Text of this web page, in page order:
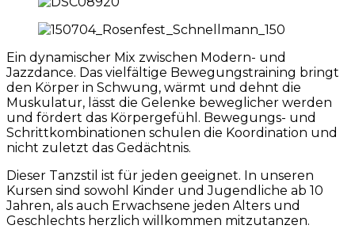
Ein dynamischer Mix zwischen Modern- und
Jazzdance. Das vielfältige Bewegungstraining bringt
den Körper in Schwung, wärmt und dehnt die
Muskulatur, lässt die Gelenke beweglicher werden
und fördert das Körpergefühl. Bewegungs- und
Schrittkombinationen schulen die Koordination und
nicht zuletzt das Gedächtnis.
Dieser Tanzstil ist für jeden geeignet. In unseren
Kursen sind sowohl Kinder und Jugendliche ab 10
Jahren, als auch Erwachsene jeden Alters und
Geschlechts herzlich willkommen mitzutanzen.